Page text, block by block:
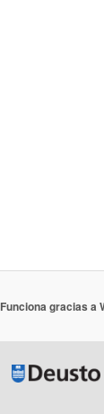
Funciona gracias a